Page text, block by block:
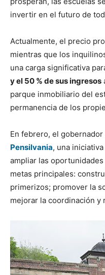
invertir en el futuro de
Actualmente, el precio
mientras que los
una carga significativa
y el 50 % de sus ingresos
parque inmobiliario del
permanencia de los
En febrero, el gobernador
Pensilvania, una
ampliar las
metas principales:
primerizos; promover la
mejorar la coordinación y